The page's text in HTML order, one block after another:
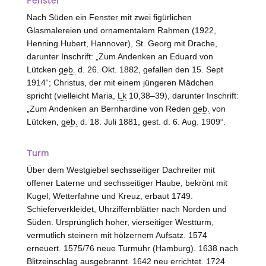
Nach Süden ein Fenster mit zwei figürlichen
Glasmalereien und ornamentalem Rahmen (1922,
Henning Hubert, Hannover), St. Georg mit Drache,
darunter Inschrift: „Zum Andenken an Eduard von
Lütcken geb. d. 26. Okt. 1882, gefallen den 15. Sept
1914“; Christus, der mit einem jüngeren Mädchen
spricht (vielleicht Maria, Lk10,38–39), darunter Inschrift:
„Zum Andenken an Bernhardine von Reden geb. von
Lütcken geb. d. 18. Juli 1881, gest. d. 6. Aug. 1909“.
Turm
Über dem Westgiebel sechsseitiger Dachreiter mit
offener Laterne und sechsseitiger Haube, bekrönt mit
Kugel, Wetterfahne und Kreuz, erbaut 1749.
Schieferverkleidet, Uhrziffernblätter nach Norden und
Süden. Ursprünglich hoher, vierseitiger Westturm,
vermutlich steinern mit hölzernem Aufsatz. 1574
erneuert. 1575/76 neue Turmuhr (Hamburg). 1638 nach
Blitzeinschlag ausgebrannt. 1642 neu errichtet. 1724